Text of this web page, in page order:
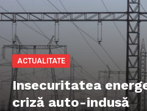
ACTUALITATE
Insecuritatea
criză auto-indusă